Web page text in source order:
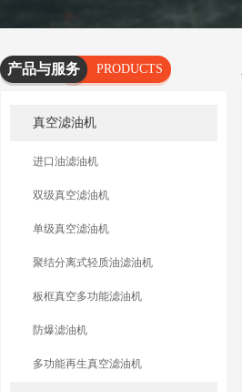
产品与服务
PRODUCTS
真空滤油机
进口油滤油机
双级真空滤油机
单级真空滤油机
聚结分离式轻质油滤油机
板框真空多功能滤油机
防爆滤油机
多功能再生真空滤油机